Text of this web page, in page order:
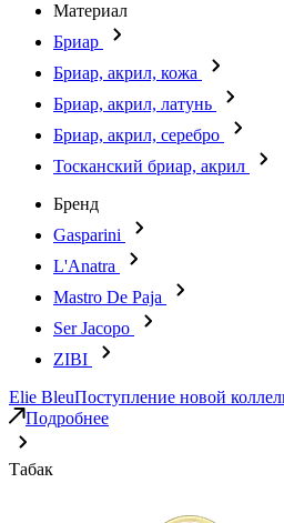
Материал
Бриар
Бриар, акрил, кожа
Бриар, акрил, латунь
Бриар, акрил, серебро
Тосканский бриар, акрил
Бренд
Gasparini
L'Anatra
Mastro De Paja
Ser Jacopo
ZIBI
Elie BleuПоступление новой
Подробнее
Табак